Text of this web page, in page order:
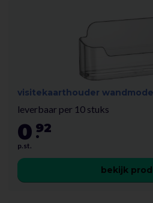
visitekaarthouder
leverbaar per 10 stuks
0 .
92
p.st.
bekijk